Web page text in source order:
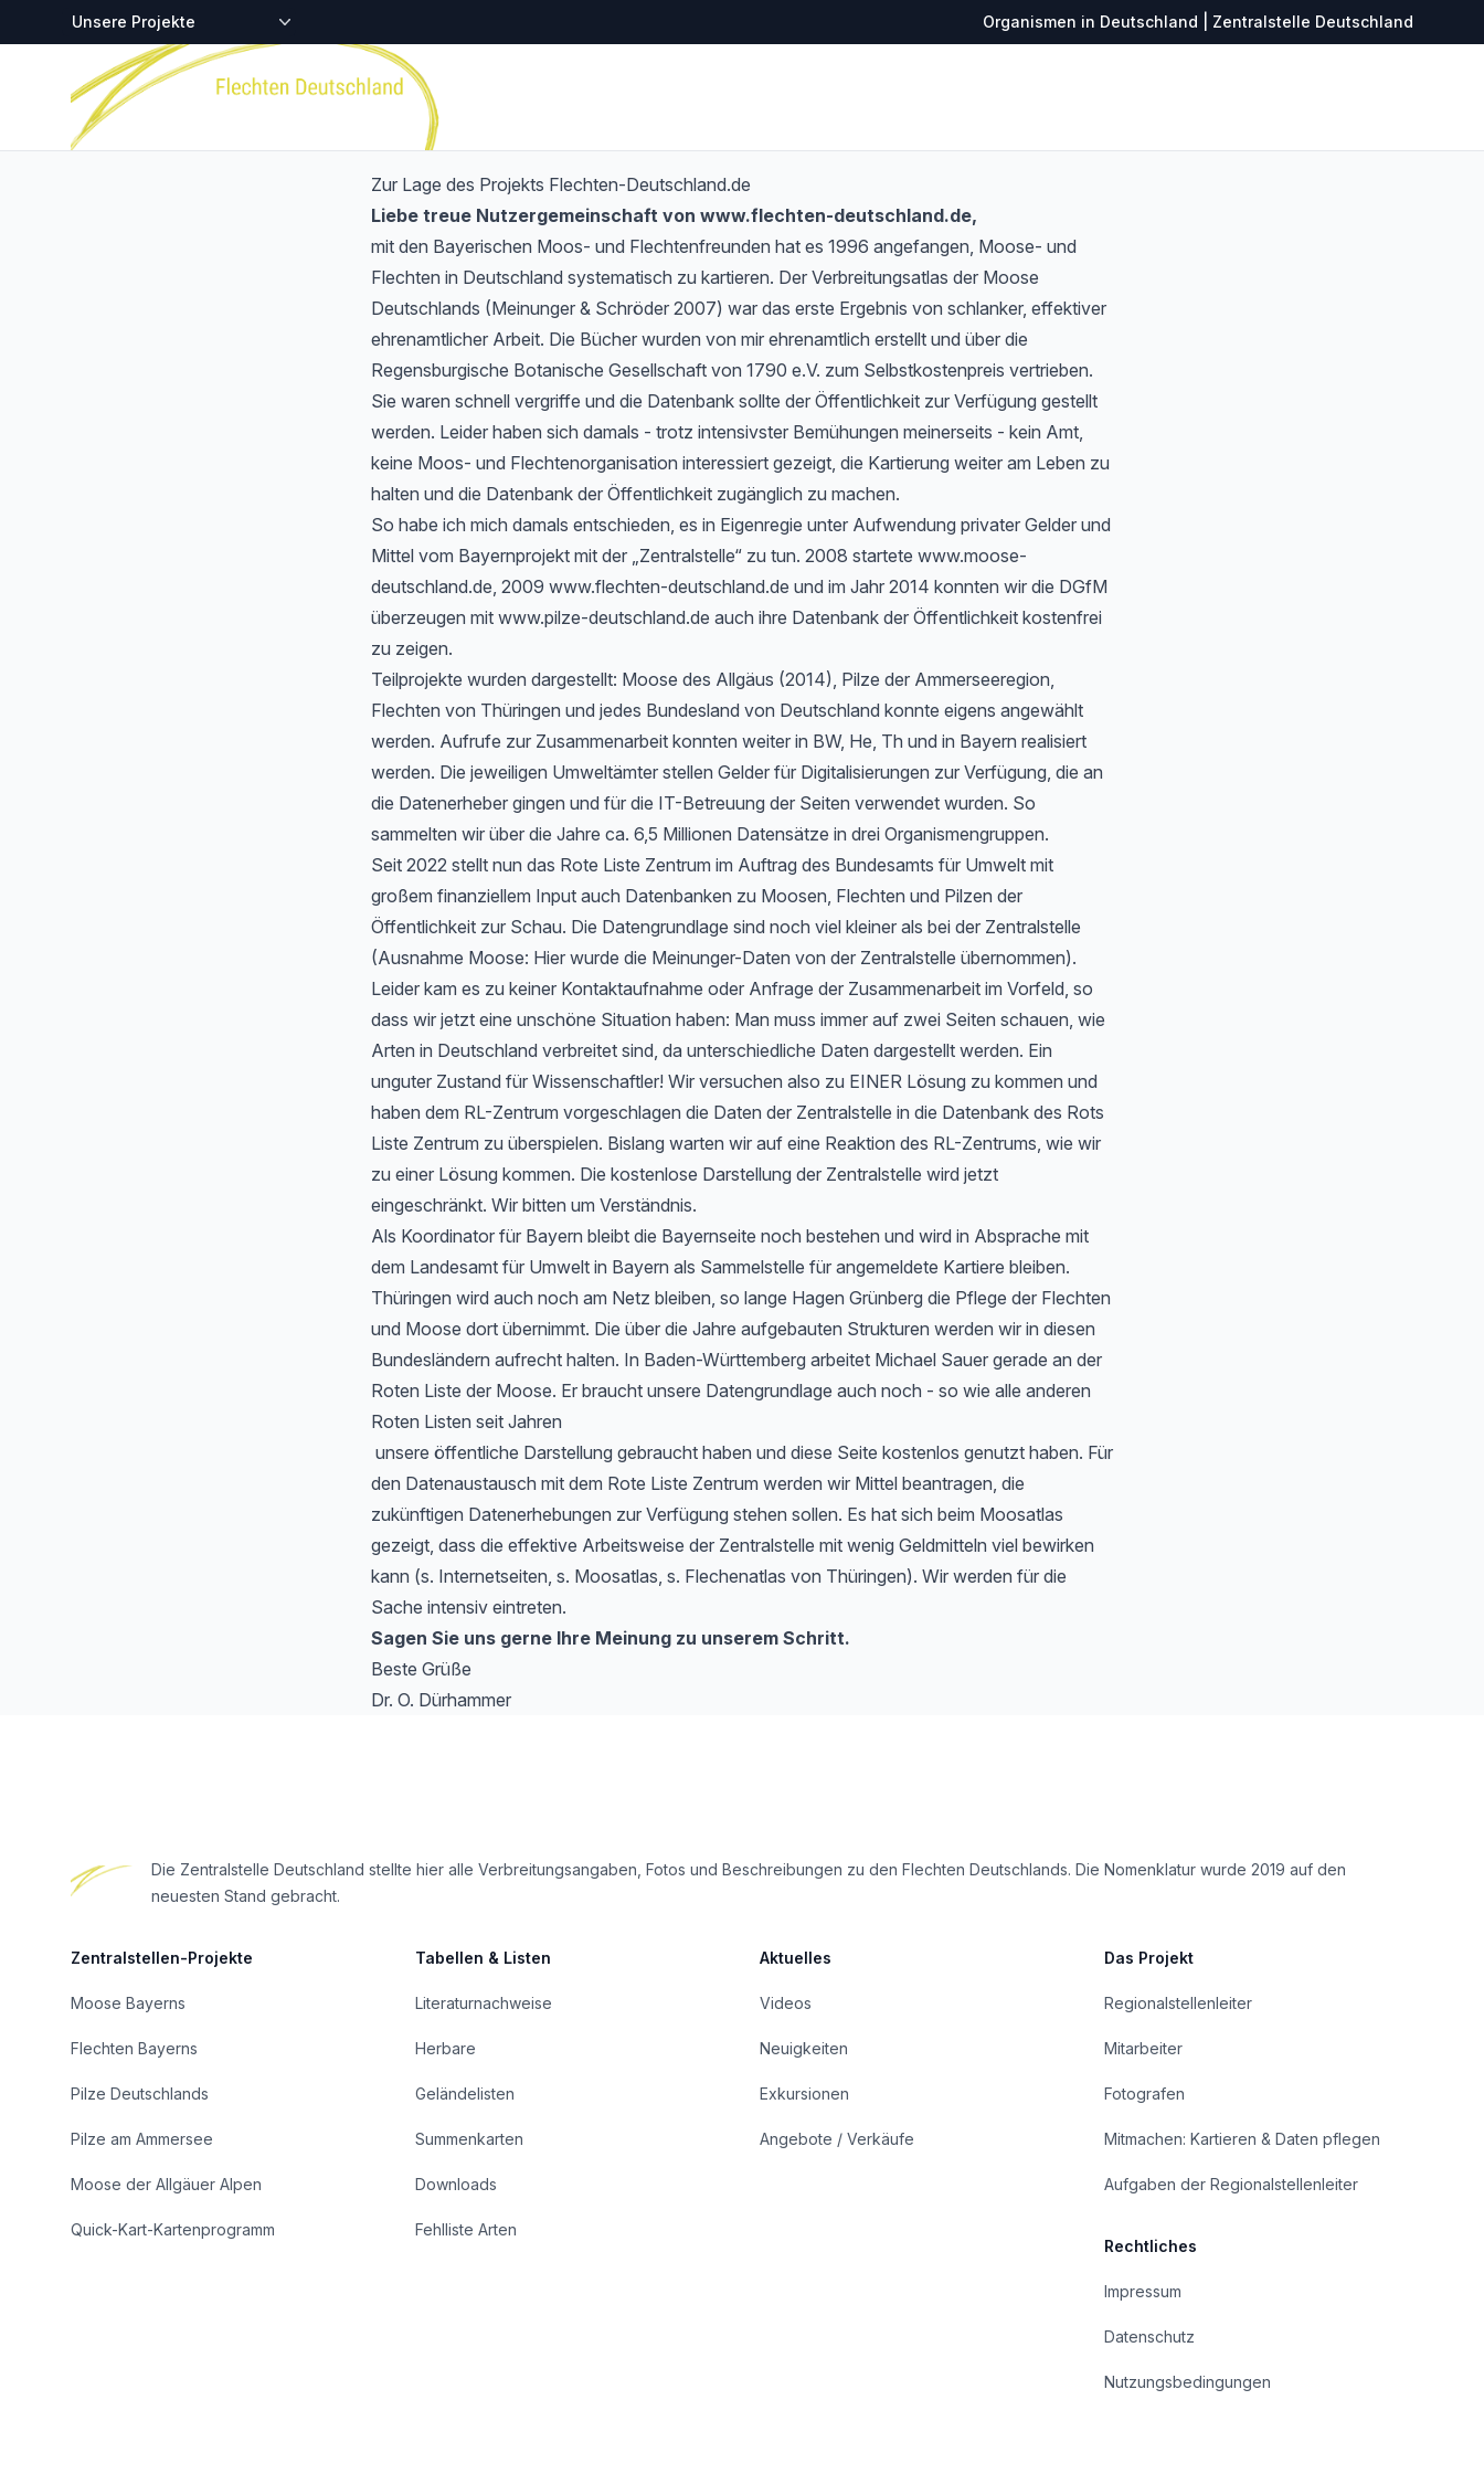
Zentralstellen-Projekte Organismen in Deutschland | Zentralstelle Deutschland
Startseite
Zur Lage des Projekts Flechten-Deutschland.de
Liebe treue Nutzergemeinschaft von www.flechten-deutschland.de,
mit den Bayerischen Moos- und Flechtenfreunden hat es 1996 angefangen, Moose- und
Flechten in Deutschland systematisch zu kartieren. Der Verbreitungsatlas der Moose
Deutschlands (Meinunger & Schröder 2007) war das erste Ergebnis von schlanker, effektiver
ehrenamtlicher Arbeit. Die Bücher wurden von mir ehrenamtlich erstellt und über die
Regensburgische Botanische Gesellschaft von 1790 e.V. zum Selbstkostenpreis vertrieben.
Sie waren schnell vergriffe und die Datenbank sollte der Öffentlichkeit zur Verfügung gestellt
werden. Leider haben sich damals - trotz intensivster Bemühungen meinerseits - kein Amt,
keine Moos- und Flechtenorganisation interessiert gezeigt, die Kartierung weiter am Leben zu
halten und die Datenbank der Öffentlichkeit zugänglich zu machen.
So habe ich mich damals entschieden, es in Eigenregie unter Aufwendung privater Gelder und
Mittel vom Bayernprojekt mit der „Zentralstelle“ zu tun. 2008 startete www.moose-
deutschland.de, 2009 www.flechten-deutschland.de und im Jahr 2014 konnten wir die DGfM
überzeugen mit www.pilze-deutschland.de auch ihre Datenbank der Öffentlichkeit kostenfrei
zu zeigen.
Teilprojekte wurden dargestellt: Moose des Allgäus (2014), Pilze der Ammerseeregion,
Flechten von Thüringen und jedes Bundesland von Deutschland konnte eigens angewählt
werden. Aufrufe zur Zusammenarbeit konnten weiter in BW, He, Th und in Bayern realisiert
werden. Die jeweiligen Umweltämter stellen Gelder für Digitalisierungen zur Verfügung, die an
die Datenerheber gingen und für die IT-Betreuung der Seiten verwendet wurden. So
sammelten wir über die Jahre ca. 6,5 Millionen Datensätze in drei Organismengruppen.
Seit 2022 stellt nun das Rote Liste Zentrum im Auftrag des Bundesamts für Umwelt mit
großem finanziellem Input auch Datenbanken zu Moosen, Flechten und Pilzen der
Öffentlichkeit zur Schau. Die Datengrundlage sind noch viel kleiner als bei der Zentralstelle
(Ausnahme Moose: Hier wurde die Meinunger-Daten von der Zentralstelle übernommen).
Leider kam es zu keiner Kontaktaufnahme oder Anfrage der Zusammenarbeit im Vorfeld, so
dass wir jetzt eine unschöne Situation haben: Man muss immer auf zwei Seiten schauen, wie
Arten in Deutschland verbreitet sind, da unterschiedliche Daten dargestellt werden. Ein
unguter Zustand für Wissenschaftler! Wir versuchen also zu EINER Lösung zu kommen und
haben dem RL-Zentrum vorgeschlagen die Daten der Zentralstelle in die Datenbank des Rots
Liste Zentrum zu überspielen. Bislang warten wir auf eine Reaktion des RL-Zentrums, wie wir
zu einer Lösung kommen. Die kostenlose Darstellung der Zentralstelle wird jetzt
eingeschränkt. Wir bitten um Verständnis.
Als Koordinator für Bayern bleibt die Bayernseite noch bestehen und wird in Absprache mit
dem Landesamt für Umwelt in Bayern als Sammelstelle für angemeldete Kartiere bleiben.
Thüringen wird auch noch am Netz bleiben, so lange Hagen Grünberg die Pflege der Flechten
und Moose dort übernimmt. Die über die Jahre aufgebauten Strukturen werden wir in diesen
Bundesländern aufrecht halten. In Baden-Württemberg arbeitet Michael Sauer gerade an der
Roten Liste der Moose. Er braucht unsere Datengrundlage auch noch - so wie alle anderen
Roten Listen seit Jahren
unsere öffentliche Darstellung gebraucht haben und diese Seite kostenlos genutzt haben. Für
den Datenaustausch mit dem Rote Liste Zentrum werden wir Mittel beantragen, die
zukünftigen Datenerhebungen zur Verfügung stehen sollen. Es hat sich beim Moosatlas
gezeigt, dass die effektive Arbeitsweise der Zentralstelle mit wenig Geldmitteln viel bewirken
kann (s. Internetseiten, s. Moosatlas, s. Flechenatlas von Thüringen). Wir werden für die
Sache intensiv eintreten.
Sagen Sie uns gerne Ihre Meinung zu unserem Schritt.
Beste Grüße
Dr. O. Dürhammer
Die Zentralstelle Deutschland stellte hier alle Verbreitungsangaben, Fotos und Beschreibungen zu den Flechten Deutschlands. Die Nomenklatur wurde 2019 auf den
neuesten Stand gebracht.
Zentralstellen-Projekte
Moose Bayerns
Flechten Bayerns
Pilze Deutschlands
Pilze am Ammersee
Moose der Allgäuer Alpen
Quick-Kart-Kartenprogramm
Tabellen & Listen
Literaturnachweise
Herbare
Geländelisten
Summenkarten
Downloads
Fehlliste Arten
Aktuelles
Videos
Neuigkeiten
Exkursionen
Angebote / Verkäufe
Das Projekt
Regionalstellenleiter
Mitarbeiter
Fotografen
Mitmachen: Kartieren & Daten pflegen
Aufgaben der Regionalstellenleiter
Rechtliches
Impressum
Datenschutz
Nutzungsbedingungen